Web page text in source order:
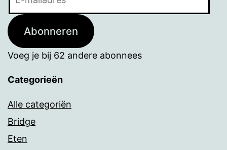
Abonneren
Voeg je bij 62 andere abonnees
Categorieën
Alle categoriën
Bridge
Eten